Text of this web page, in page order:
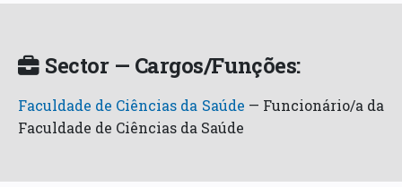
Sector — Cargos/Funções:
Faculdade de Ciências da Saúde — Funcionário/a da
Faculdade de Ciências da Saúde